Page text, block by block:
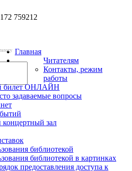
759212
Главная
Читателям
Контакты, режим
работы
билет ОНЛАЙН
задаваемые вопросы
зал
библиотекой
библиотекой в картинках
предоставления доступа к